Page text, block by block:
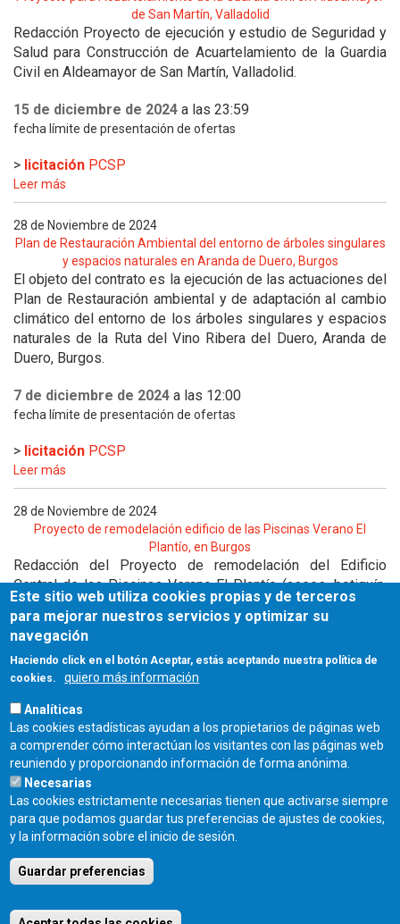
de San Martín, Valladolid
Redacción Proyecto de ejecución y estudio de Seguridad y
Salud para Construcción de Acuartelamiento de la Guardia
Civil en Aldeamayor de San Martín, Valladolid.
15 de diciembre de 2024 a las 23:59
fecha límite de presentación de ofertas
> licitación PCSP
Leer más
28 de Noviembre de 2024
Plan de Restauración Ambiental del entorno de árboles singulares
y espacios naturales en Aranda de Duero, Burgos
El objeto del contrato es la ejecución de las actuaciones del
Plan de Restauración ambiental y de adaptación al cambio
climático del entorno de los árboles singulares y espacios
naturales de la Ruta del Vino Ribera del Duero, Aranda de
Duero, Burgos.
7 de diciembre de 2024 a las 12:00
fecha límite de presentación de ofertas
> licitación PCSP
Leer más
28 de Noviembre de 2024
Proyecto de remodelación edificio de las Piscinas Verano El
Plantío, en Burgos
Redacción del Proyecto de remodelación del Edificio
Central de las Piscinas Verano El Plantío (aseos, botiquín,
cafetería, y zonas técnicas), en Burgos.
13 de diciembre de 2024
fecha límite de presentación de ofertas
Leer más
‹ anterior
11 … siguiente ›
Miguel Íscar 17, 2º Dcha., 47001 Valladolid - TEL. 983 390 677 -
Este sitio web utiliza cookies propias y de terceros
para mejorar nuestros servicios y optimizar su
navegación
Haciendo click en el botón Aceptar, estás aceptando nuestra política de
cookies.
quiero más información
Analíticas
Las cookies estadísticas ayudan a los propietarios de páginas web
a comprender cómo interactúan los visitantes con las páginas web
reuniendo y proporcionando información de forma anónima.
Necesarias
Las cookies estrictamente necesarias tienen que activarse siempre
para que podamos guardar tus preferencias de ajustes de cookies,
y la información sobre el inicio de sesión.
Guardar preferencias